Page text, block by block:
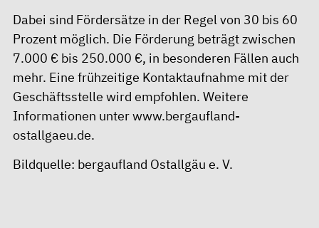
Dabei sind Fördersätze in der Regel von 30 bis 60
Prozent möglich. Die Förderung beträgt zwischen
7.000 € bis 250.000 €, in besonderen Fällen auch
mehr. Eine frühzeitige Kontaktaufnahme mit der
Geschäftsstelle wird empfohlen. Weitere
Informationen unterwww.bergaufland-
ostallgaeu.de.
Bildquelle: bergaufland Ostallgäu e. V.